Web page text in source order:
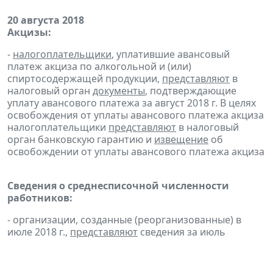
20 августа 2018
Акцизы:
- налогоплательщики, уплатившие авансовый
платеж акциза по алкогольной и (или)
спиртосодержащей продукции, представляют в
налоговый орган документы, подтверждающие
уплату авансового платежа за август 2018 г. В целях
освобождения от уплаты авансового платежа акциза
налогоплательщики представляют в налоговый
орган банковскую гарантию и извещение об
освобождении от уплаты авансового платежа акциза
Сведения о среднесписочной численности
работников:
- организации, созданные (реорганизованные) в
июле 2018 г., представляют сведения за июль